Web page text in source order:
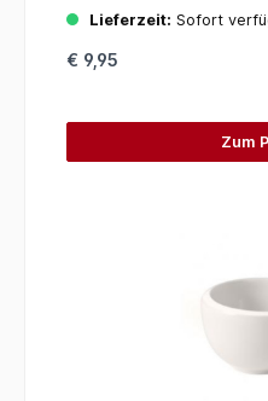
Lieferzeit: Sofort
€ 9,95
Zum